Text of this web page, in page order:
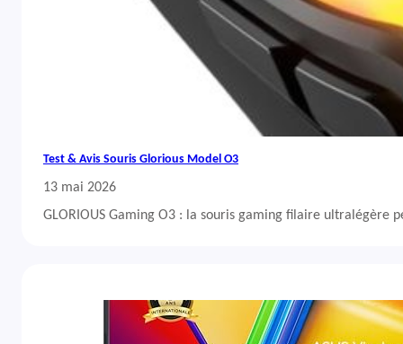
Test & Avis Souris Glorious Model O3
13 mai 2026
GLORIOUS Gaming O3 : la souris gaming filaire ultralégère